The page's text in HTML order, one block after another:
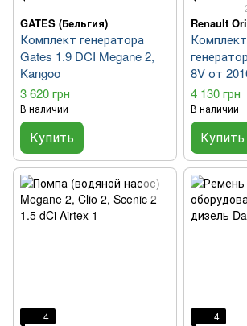
GATES (Бельгия)
Комплект генератора
Gates 1.9 DCI Megane 2,
Kangoo
3 620 грн
В наличии
Купить
Renault
8V от
4 130 грн
В наличии
Купить
4 4